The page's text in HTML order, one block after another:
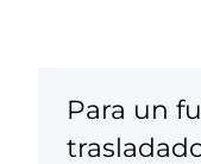
Para un